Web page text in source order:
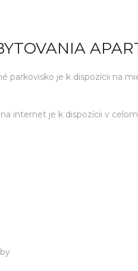
parkovisko je k dispozícii na
internet je k dispozícii v